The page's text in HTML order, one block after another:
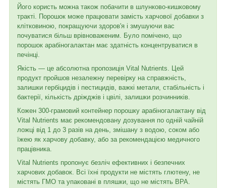
Його користь можна також побачити в шлунково-кишковому
тракті. Порошок може працювати замість харчової добавки з
клітковиною, покращуючи здоров'я і змушуючи вас
почуватися більш врівноваженим. Було помічено, що
порошок арабіногалактан має здатність концентруватися в
печінці.
Якість — це абсолютна пропозиція Vital Nutrients. Цей
продукт пройшов незалежну перевірку на справжність,
залишки гербіцидів і пестицидів, важкі метали, стабільність і
бактерії, кількість дріжджів і цвілі, залишки розчинників.
Кожен 300-грамовий контейнер порошку арабіногалактану від
Vital Nutrients має рекомендовану дозування по одній чайній
ложці від 1 до 3 разів на день, змішану з водою, соком або
їжею як харчову добавку, або за рекомендацією медичного
працівника.
Vital Nutrients пропонує безліч ефективних і безпечних
харчових добавок. Всі їхні продукти не містять глютену, не
містять ГМО та упаковані в пляшки, що не містять BPA.